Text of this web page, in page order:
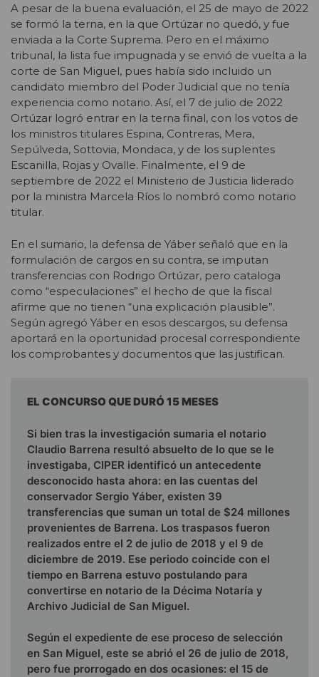
A pesar de la buena evaluación, el 25 de mayo de 2022
se formó la terna, en la que Ortúzar no quedó, y fue
enviada a la Corte Suprema. Pero en el máximo
tribunal, la lista fue impugnada y se envió de vuelta a la
corte de San Miguel, pues había sido incluido un
candidato miembro del Poder Judicial que no tenía
experiencia como notario. Así, el 7 de julio de 2022
Ortúzar logró entrar en la terna final, con los votos de
los ministros titulares Espina, Contreras, Mera,
Sepúlveda, Sottovia, Mondaca, y de los suplentes
Escanilla, Rojas y Ovalle. Finalmente, el 9 de
septiembre de 2022 el Ministerio de Justicia liderado
por la ministra Marcela Ríos lo nombró como notario
titular.
En el sumario, la defensa de Yáber señaló que en la
formulación de cargos en su contra, se imputan
transferencias con Rodrigo Ortúzar, pero cataloga
como “especulaciones” el hecho de que la fiscal
afirme que no tienen “una explicación plausible”.
Según agregó Yáber en esos descargos, su defensa
aportará en la oportunidad procesal correspondiente
los comprobantes y documentos que las justifican.
EL CONCURSO QUE DURÓ 15 MESES
Si bien tras la investigación sumaria el notario
Claudio Barrena resultó absuelto de lo que se le
investigaba, CIPER identificó un antecedente
desconocido hasta ahora: en las cuentas del
conservador Sergio Yáber, existen 39
transferencias que suman un total de $24 millones
provenientes de Barrena. Los traspasos fueron
realizados entre el 2 de julio de 2018 y el 9 de
diciembre de 2019. Ese periodo coincide con el
tiempo en Barrena estuvo postulando para
convertirse en notario de la Décima Notaría y
Archivo Judicial de San Miguel.
Según el expediente de ese proceso de selección
en San Miguel, este se abrió el 26 de julio de 2018,
pero fue prorrogado en dos ocasiones: el 15 de